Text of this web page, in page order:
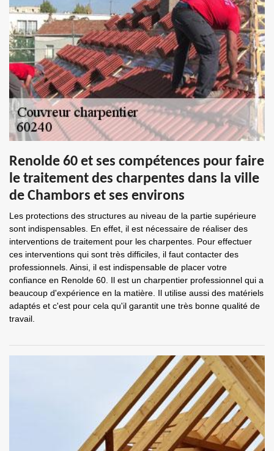
Renolde 60 et ses compétences pour faire
le traitement des charpentes dans la ville
de Chambors et ses environs
Les protections des structures au niveau de la partie supérieure
sont indispensables. En effet, il est nécessaire de réaliser des
interventions de traitement pour les charpentes. Pour effectuer
ces interventions qui sont très difficiles, il faut contacter des
professionnels. Ainsi, il est indispensable de placer votre
confiance en Renolde 60. Il est un charpentier professionnel qui a
beaucoup d'expérience en la matière. Il utilise aussi des matériels
adaptés et c'est pour cela qu'il garantit une très bonne qualité de
travail.